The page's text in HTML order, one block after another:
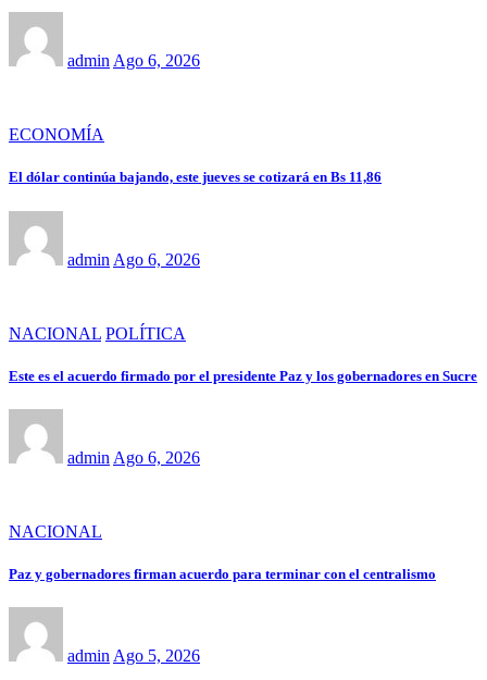
admin Ago 6, 2026
ECONOMÍA
El dólar continúa bajando, este jueves se cotizará en Bs 11,86
admin Ago 6, 2026
NACIONAL POLÍTICA
Este es el acuerdo firmado por el presidente Paz y los gobernadores en Sucre
admin Ago 6, 2026
NACIONAL
Paz y gobernadores firman acuerdo para terminar con el centralismo
admin Ago 5, 2026